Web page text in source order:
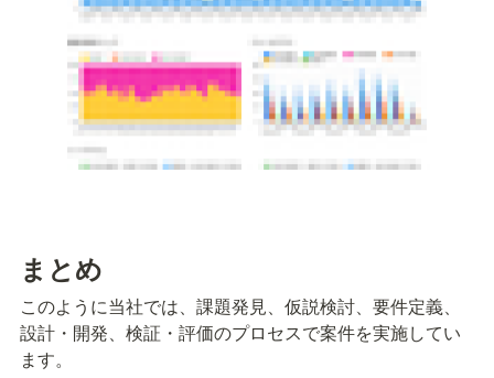
まとめ
このように当社では、課題発見、仮説検討、要件定義、
設計・開発、検証・評価のプロセスで案件を実施してい
ます。